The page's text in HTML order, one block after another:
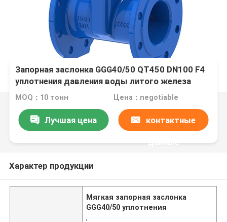
Запорная заслонка GGG40/50 QT450 DN100 F4
уплотнения давления воды литого железа
мягкая
MOQ：10 тонн Цена：negotiable
Лучшая цена контактные
данные
Характер продукции
Мягкая запорная заслонка
GGG40/50 уплотнения
,